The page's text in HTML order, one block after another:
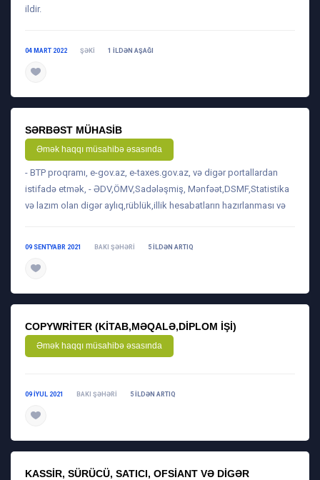
ildir.
04 MART 2022 ŞƏKI 1 ILDƏN AŞAĞI
SƏRBƏST MÜHASIB
Əmək haqqı müsahibə əsasında
- BTP proqramı, e-gov.az, e-taxes.gov.az, və digər portallardan
istifadə etmək, - ƏDV,ÖMV,Sadələşmiş, Mənfəət,DSMF,Statistika
və lazım olan digər aylıq,rüblük,illik hesabatların hazırlanması və
09 SENTYABR 2021 BAKI ŞƏHƏRI 5 ILDƏN ARTIQ
COPYWRITER (KITAB,MƏQALƏ,DIPLOM IŞI)
Əmək haqqı müsahibə əsasında
09 IYUL 2021 BAKI ŞƏHƏRI 5 ILDƏN ARTIQ
KASSIR, SÜRÜCÜ, SATICI, OFSIANT VƏ DIGƏR